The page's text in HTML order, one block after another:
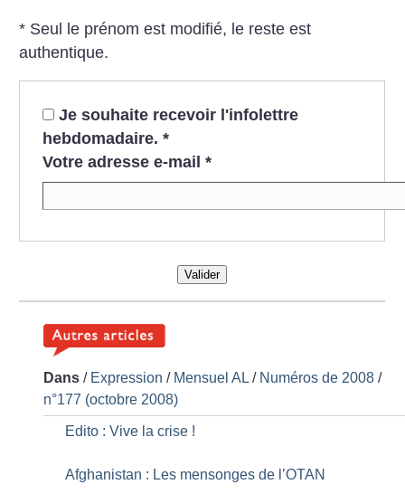
* Seul le prénom est modifié, le reste est
authentique.
Je souhaite recevoir l'infolettre
hebdomadaire. *
Votre adresse e-mail *
Valider
Dans / Expression / Mensuel AL / Numéros de 2008 /
n°177 (octobre 2008)
Edito : Vive la crise !
Afghanistan : Les mensonges de l’OTAN